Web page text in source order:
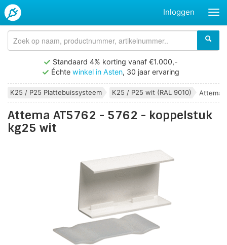
Inloggen
Standaard 4% korting vanaf €1.000,-
Échte winkel in Asten, 30 jaar ervaring
K25 / P25 Plattebuissysteem K25 / P25 wit (RAL 9010) Attema
Attema AT5762 - 5762 - koppelstuk
kg25 wit